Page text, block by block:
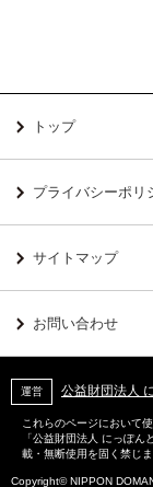
トップ
プライバシーポリ
サイトマップ
お問い合わせ
運営 公益財団法人
これらのページにおいて
「公益財団法人 にっぽ
載・無断使用を固く禁じま
Copyright© NIPPON